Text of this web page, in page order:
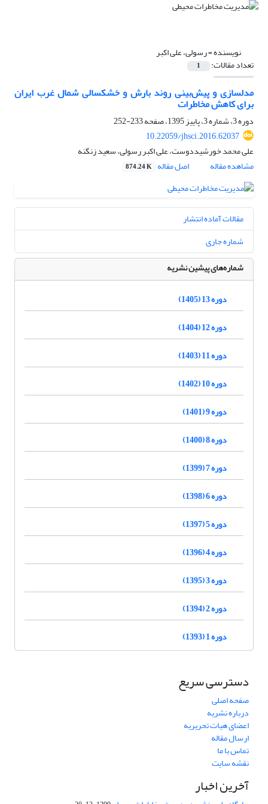
نویسنده =رسولی، علی اکبر
تعداد مقالات: 1
مدلسازی و پیش‌بینی روند بارش و خشکسالی شمال غرب ایران
برای کاهش مخاطرات
دوره 3، شماره 3، پاییز 1395، صفحه
233-252
10.22059/jhsci.2016.62037
علی محمد خورشیددوست، علی اکبر رسولی، سعید زنگنه
مشاهده مقاله
اصل مقاله 874.24 K
مقالات آماده انتشار
شماره جاری
شماره‌های پیشین نشریه
دوره 13 (1405)
دوره 12 (1404)
دوره 11 (1403)
دوره 10 (1402)
دوره 9 (1401)
دوره 8 (1400)
دوره 7 (1399)
دوره 6 (1398)
دوره 5 (1397)
دوره 4 (1396)
دوره 3 (1395)
دوره 2 (1394)
دوره 1 (1393)
دسترسی سریع
صفحه اصلی
درباره نشریه
اعضای هیات تحریریه
ارسال مقاله
تماس با ما
نقشه سایت
آخرین اخبار